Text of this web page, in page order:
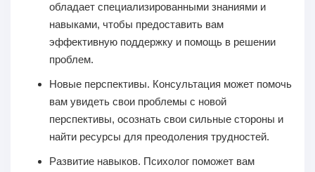
обладает специализированными знаниями и
навыками, чтобы предоставить вам
эффективную поддержку и помощь в решении
проблем.
Новые перспективы. Консультация может помочь
вам увидеть свои проблемы с новой
перспективы, осознать свои сильные стороны и
найти ресурсы для преодоления трудностей.
Развитие навыков. Психолог поможет вам